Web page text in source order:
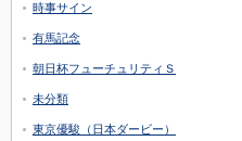
時事サイン
有馬記念
朝日杯フューチュリティＳ
未分類
東京優駿（日本ダービー）